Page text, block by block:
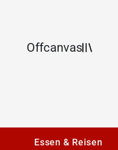
Offcanvas
Essen & Reisen